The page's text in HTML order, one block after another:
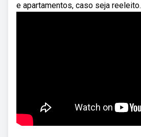
e apartamentos, caso seja reeleito.